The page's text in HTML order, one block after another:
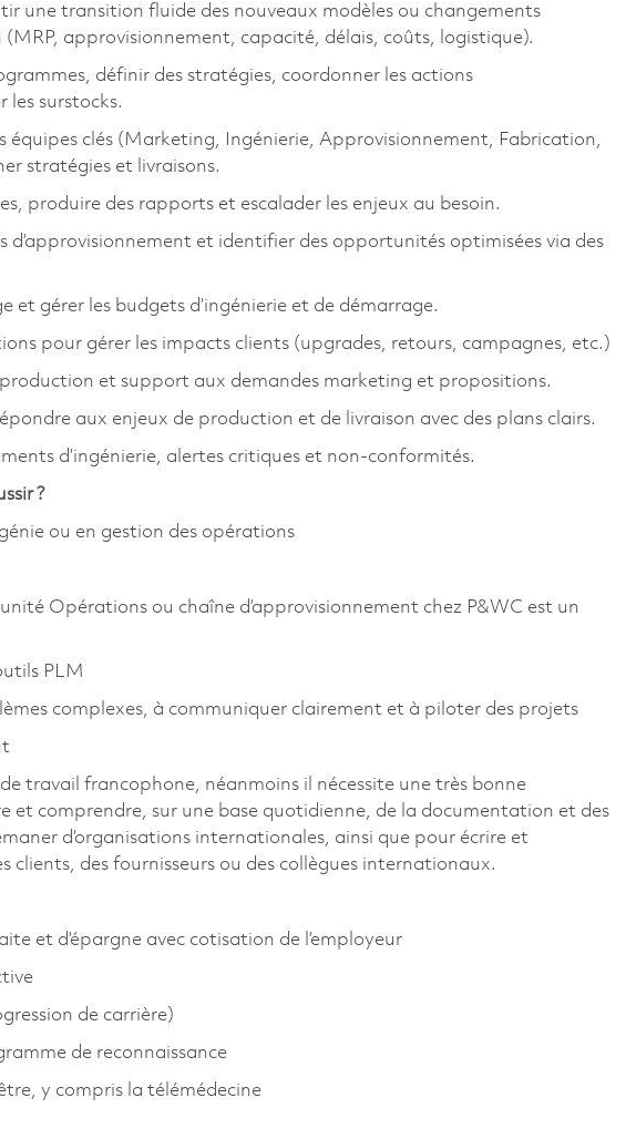
une transition fluide des nouveaux modèles ou changements
(MRP, approvisionnement, capacité, délais, coûts, logistique).
définir des stratégies, coordonner les actions
les surstocks.
équipes clés (Marketing, Ingénierie, Approvisionnement, Fabrication,
stratégies et livraisons.
produire des rapports et escalader les enjeux au besoin.
et identifier des opportunités optimisées via des
et gérer les budgets d’ingénierie et de démarrage.
pour gérer les impacts clients (upgrades, retours, campagnes, etc.)
et support aux demandes marketing et propositions.
aux enjeux de production et de livraison avec des plans clairs.
d’ingénierie, alertes critiques et non-conformités.
?
ou en gestion des opérations
Opérations ou chaîne d’approvisionnement chez P&WC est un
PLM
complexes, à communiquer clairement et à piloter des projets
travail francophone, néanmoins il nécessite une très bonne
et comprendre, sur une base quotidienne, de la documentation et des
d’organisations internationales, ainsi que pour écrire et
clients, des fournisseurs ou des collègues internationaux.
et d’épargne avec cotisation de l’employeur
de carrière)
de reconnaissance
y compris la télémédecine